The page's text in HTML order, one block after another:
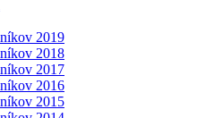
2019
2018
2017
2016
2015